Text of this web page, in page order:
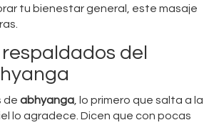
tu bienestar general, este masaje
del
de abhyanga , lo primero que salta a la
lo agradece. Dicen que con pocas